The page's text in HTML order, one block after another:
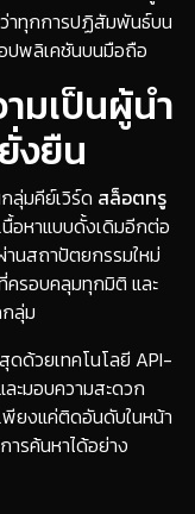
ว่าทุกการปฏิสัมพันธ์บน
อปพลิเคชันบนมือถือ
มเป็นผู้นำ
งยืน
ลุ่มคีย์เวิร์ด สล็อตทรู
นื้อหาแบบดั้งเดิมอีกต่อ
นสถาปัตยกรรมใหม่
ครอบคลุมทุกมิติ และ
ลุ่ม
ด้วยเทคโนโลยี API-
ะมอบความสะดวก
ยงแค่ติดอันดับในหน้า
ารค้นหาได้อย่าง